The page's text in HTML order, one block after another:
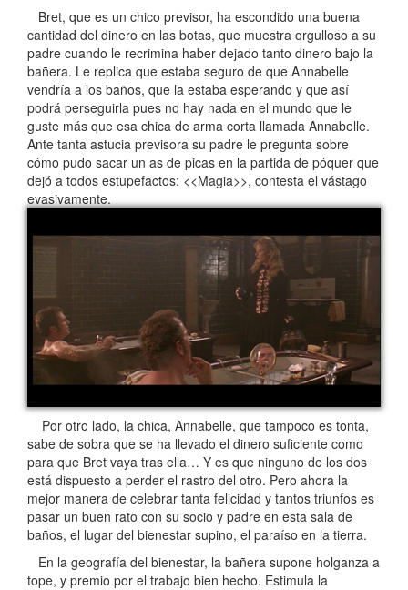
Bret, que es un chico previsor, ha escondido una buena
cantidad del dinero en las botas, que muestra orgulloso a su
padre cuando le recrimina haber dejado tanto dinero bajo la
bañera. Le replica que estaba seguro de que Annabelle
vendría a los baños, que la estaba esperando y que así
podrá perseguirla pues no hay nada en el mundo que le
guste más que esa chica de arma corta llamada Annabelle.
Ante tanta astucia previsora su padre le pregunta sobre
cómo pudo sacar un as de picas en la partida de póquer que
dejó a todos estupefactos: <<Magia>>, contesta el vástago
evasivamente.
Por otro lado, la chica, Annabelle, que tampoco es tonta,
sabe de sobra que se ha llevado el dinero suficiente como
para que Bret vaya tras ella… Y es que ninguno de los dos
está dispuesto a perder el rastro del otro. Pero ahora la
mejor manera de celebrar tanta felicidad y tantos triunfos es
pasar un buen rato con su socio y padre en esta sala de
baños, el lugar del bienestar supino, el paraíso en la tierra.
En la geografía del bienestar, la bañera supone holganza a
tope, y premio por el trabajo bien hecho. Estimula la